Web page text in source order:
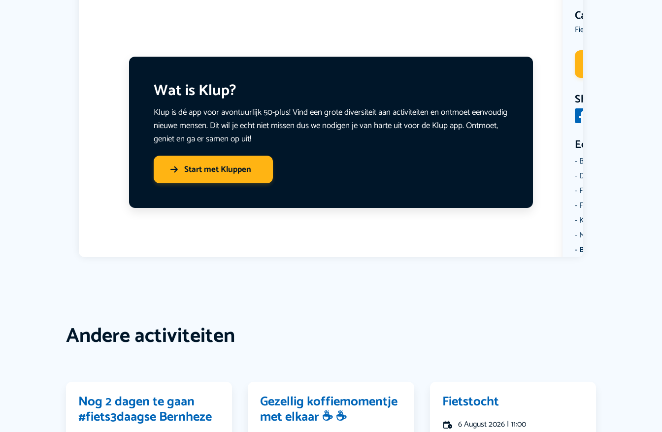
Categorie
Fietsen
Share
Een aantal
Borrelen
Dansen
Fietsen
Film
Kunst & Cultuur
Muziek
Bekijk alle categorieën
Wat is Klup?
Klup is dé app voor avontuurlijk 50-plus! Vind een grote diversiteit aan activiteiten en ontmoet eenvoudig
nieuwe mensen. Dit wil je echt niet missen dus we nodigen je van harte uit voor de Klup app. Ontmoet,
geniet en ga er samen op uit!
Start met Kluppen
Andere activiteiten
Nog 2 dagen te gaan
#fiets3daagse Bernheze
Gezellig koffiemomentje
met elkaar ☕️ ☕️
Fietstocht
6 August 2026 | 11:00